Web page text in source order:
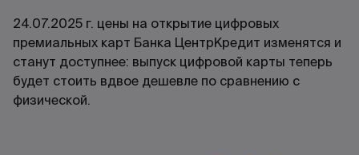
24.07.2025 г. цены на открытие цифровых
премиальных карт Банка ЦентрКредит изменятся и
станут доступнее: выпуск цифровой карты теперь
будет стоить вдвое дешевле по сравнению с
физической.